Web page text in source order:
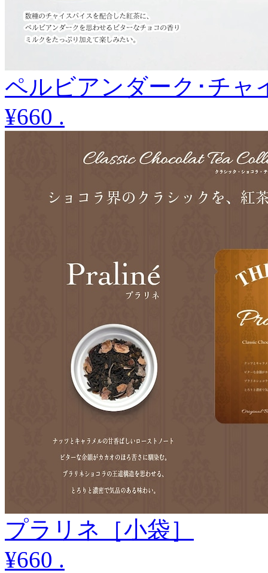
ペルビアンダーク･チャ
¥660 .
プラリネ［小袋］
¥660 .